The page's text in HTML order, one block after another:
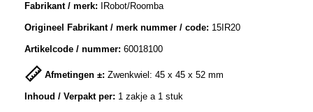
Fabrikant / merk:
IRobot/Roomba
Origineel Fabrikant / merk nummer / code: 15IR20
Artikelcode / nummer: 60018100
Afmetingen ±: Zwenkwiel: 45 x 45 x 52 mm
Inhoud / Verpakt per: 1 zakje a 1 stuk